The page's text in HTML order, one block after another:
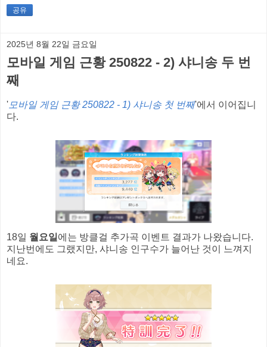
공유
2025년 8월 22일 금요일
모바일 게임 근황 250822 - 2) 샤니송 두 번
째
' 모바일 게임 근황 250822 - 1) 샤니송 첫 번째'에서 이어집니
다.
18일 월요일 에는 방클걸 추가곡 이벤트 결과가 나왔습니다.
지난번에도 그랬지만, 샤니송 인구수가 늘어난 것이 느껴지
네요.